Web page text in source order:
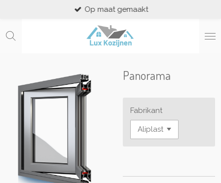
naar
Op maat gemaakt
Panorama
Fabrikant